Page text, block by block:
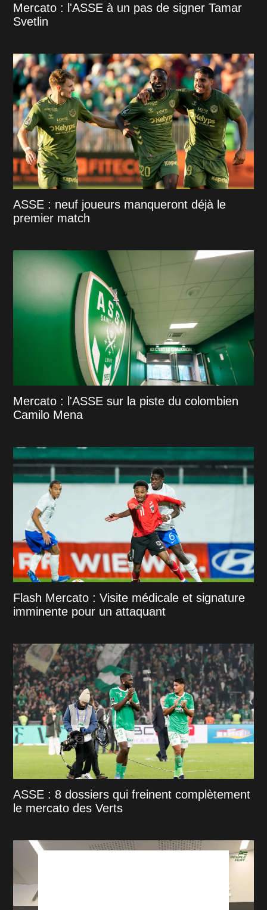
Mercato : l'ASSE à un pas de signer Tamar
Svetlin
ASSE : neuf joueurs manqueront déjà le
premier match
Mercato : l'ASSE sur la piste du colombien
Camilo Mena
Flash Mercato : Visite médicale et signature
imminente pour un attaquant
ASSE : 8 dossiers qui freinent complètement
le mercato des Verts